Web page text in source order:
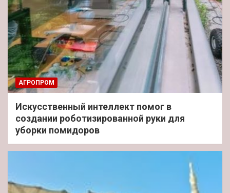
АГРОПРОМ
Искусственный интеллект помог в
создании роботизированной руки для
уборки помидоров